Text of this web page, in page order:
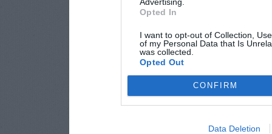
Opted In
I want to opt-out of Collection,
of my Personal Data that Is
was collected.
Opted Out
CONFIRM
Data Deletion